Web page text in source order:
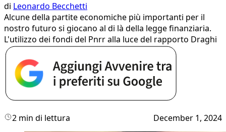
di Leonardo Becchetti
Alcune della partite economiche più importanti per il
nostro futuro si giocano al di là della legge finanziaria.
L'utilizzo dei fondi del Pnrr alla luce del rapporto Draghi
2 min di lettura December 1, 2024